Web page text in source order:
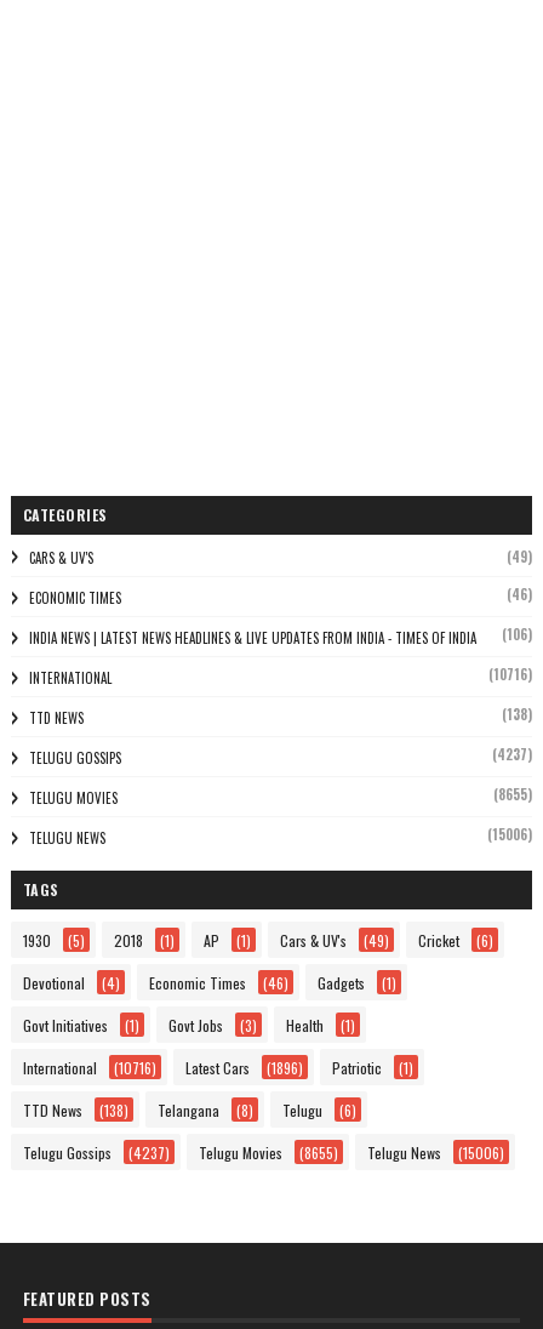
CATEGORIES
CARS & UV'S (49)
ECONOMIC TIMES (46)
INDIA NEWS | LATEST NEWS HEADLINES & LIVE UPDATES FROM INDIA - TIMES OF INDIA (106)
INTERNATIONAL (10716)
TTD NEWS (138)
TELUGU GOSSIPS (4237)
TELUGU MOVIES (8655)
TELUGU NEWS (15006)
TAGS
1930 (5) 2018 (1) AP (1) Cars & UV's (49) Cricket (6)
Devotional (4) Economic Times (46) Gadgets (1)
Govt Initiatives (1) Govt Jobs (3) Health (1)
International (10716) Latest Cars (1896) Patriotic (1)
TTD News (138) Telangana (8) Telugu (6)
Telugu Gossips (4237) Telugu Movies (8655) Telugu News (15006)
FEATURED POSTS